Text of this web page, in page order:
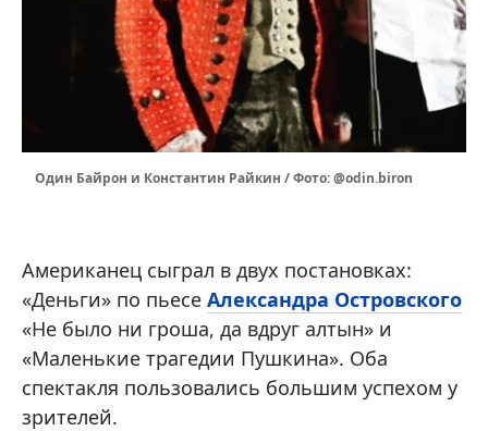
Один Байрон и Константин Райкин / Фото: @odin.biron
Американец сыграл в двух постановках:
«Деньги» по пьесе Александра Островского
«Не было ни гроша, да вдруг алтын» и
«Маленькие трагедии Пушкина». Оба
спектакля пользовались большим успехом у
зрителей.